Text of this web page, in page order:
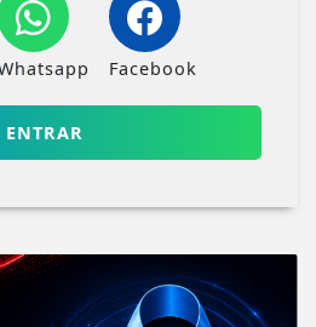
Facebook
ENTRAR